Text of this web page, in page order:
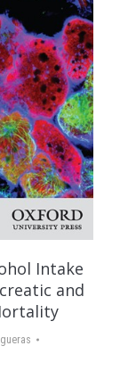
Intake
and